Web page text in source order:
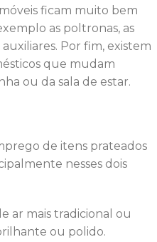
ficam muito bem
as poltronas, as
Por fim, existem
que mudam
ou da sala de estar.
de itens prateados
nesses dois
ar mais tradicional ou
ou polido.